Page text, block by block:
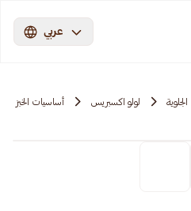
عربي
الجلوية لولو اكسبريس أساسيات الخبز